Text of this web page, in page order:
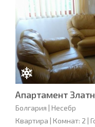
Апартамент
Болгария | Несебр
Квартира | Комнат: 2 |